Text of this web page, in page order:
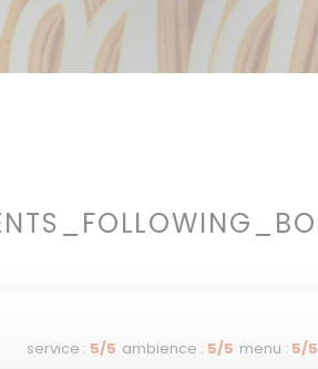
service : 5/5 ambience : 5/5 menu : 5/5